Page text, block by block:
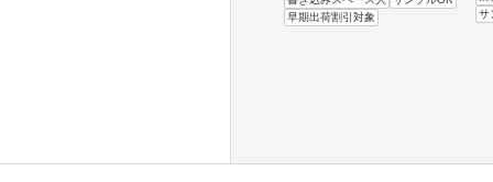
早期出荷割引対象
サ